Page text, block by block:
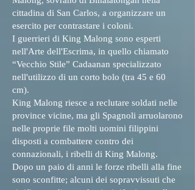
cittadina di San Carlos, a organizzare un
esercito per contrastare i coloni.
I guerrieri di King Malong sono esperti
nell'Arte dell'Escrima, in quello chiamato
“Vecchio Stile” Cadaanan specializzato
nell'utilizzo di un corto bolo (tra 45 e 60
cm).
King Malong riesce a reclutare soldati nelle
province vicine, ma gli Spagnoli arruolarono
nelle proprie file molti uomini filippini
disposti a combattere contro dei
connazionali, i ribelli di King Malong.
Dopo un paio di anni le forze ribelli alla fine
sono sconfitte; alcuni dei sopravvissuti che